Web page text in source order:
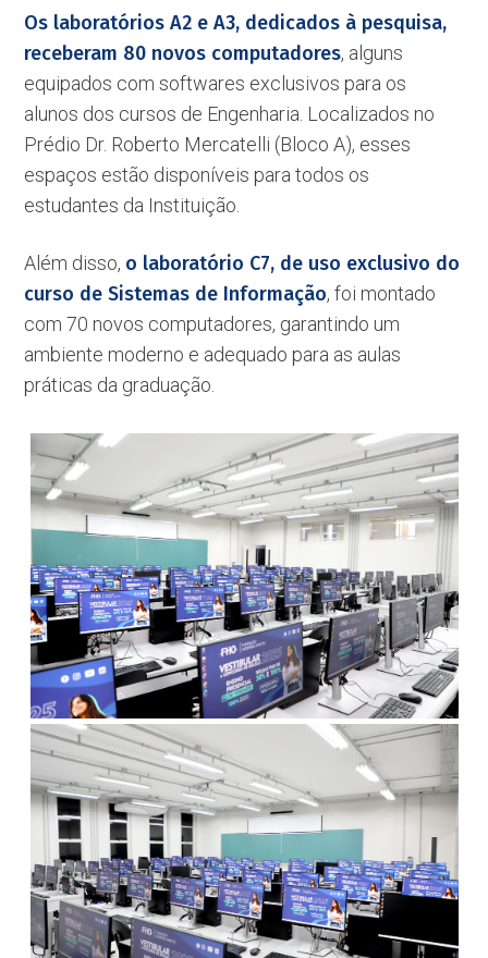
Os laboratórios A2 e A3, dedicados à pesquisa,
receberam 80 novos computadores, alguns
equipados com softwares exclusivos para os
alunos dos cursos de Engenharia. Localizados no
Prédio Dr. Roberto Mercatelli (Bloco A), esses
espaços estão disponíveis para todos os
estudantes da Instituição.
Além disso, o laboratório C7, de uso exclusivo do
curso de Sistemas de Informação, foi montado
com 70 novos computadores, garantindo um
ambiente moderno e adequado para as aulas
práticas da graduação.